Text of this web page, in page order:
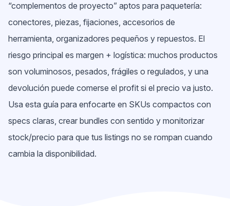
“complementos de proyecto” aptos para paquetería:
conectores, piezas, fijaciones, accesorios de
herramienta, organizadores pequeños y repuestos. El
riesgo principal es margen + logística: muchos productos
son voluminosos, pesados, frágiles o regulados, y una
devolución puede comerse el profit si el precio va justo.
Usa esta guía para enfocarte en SKUs compactos con
specs claras, crear bundles con sentido y monitorizar
stock/precio para que tus listings no se rompan cuando
cambia la disponibilidad.